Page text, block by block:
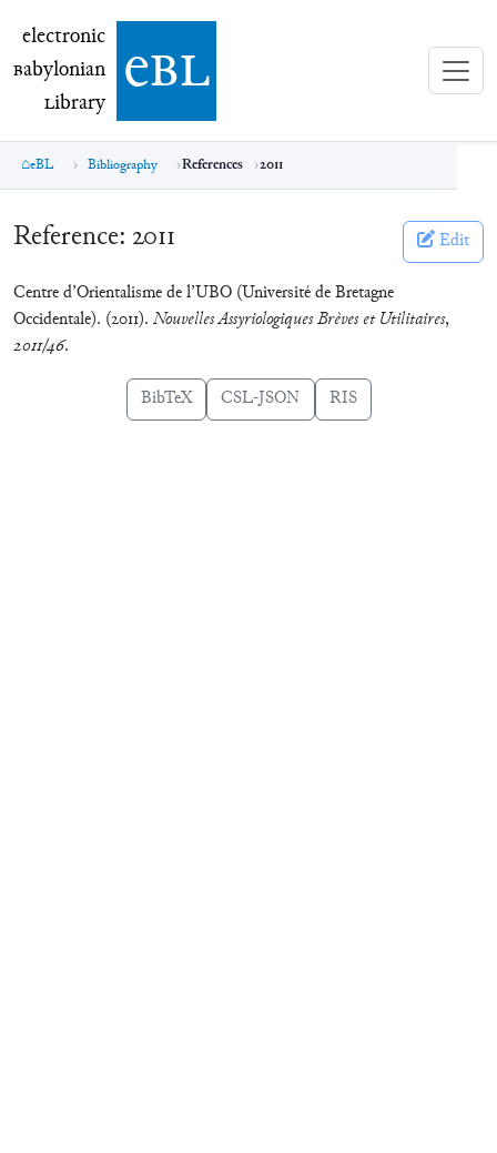
electronic Babylonian Library (eBL)
electronic
Babylonian
Library ebl
eBL Bibliography References 2011
Reference: 2011 Edit
Centre d’Orientalisme de l’UBO (Université de Bretagne
Occidentale). (2011). Nouvelles Assyriologiques Brèves et Utilitaires,
2011/46.
BibTeX CSL-JSON RIS